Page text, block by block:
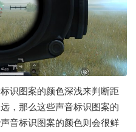
识图案的颜色深浅来判断距
，那么这些声音标识图案的
音标识图案的颜色则会很鲜